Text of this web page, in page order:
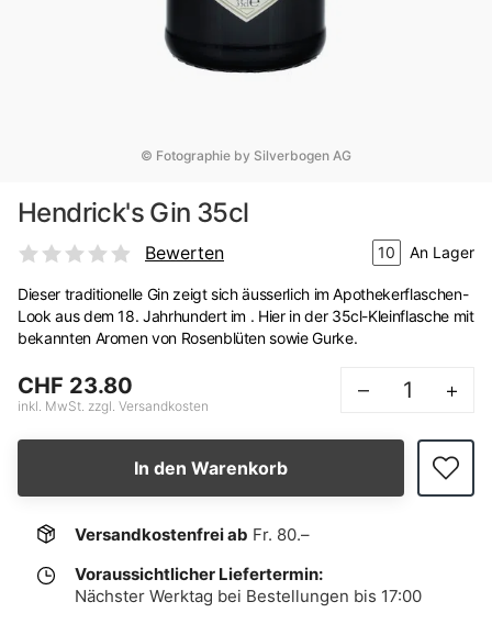
© Fotographie by Silverbogen AG
Hendrick's Gin 35cl
Bewerten 10 An Lager
Dieser traditionelle Gin zeigt sich äusserlich im Apothekerflaschen-
Look aus dem 18. Jahrhundert im . Hier in der 35cl-Kleinflasche mit
bekannten Aromen von Rosenblüten sowie Gurke.
CHF 23.80
inkl. MwSt. zzgl. Versandkosten
– +
In den Warenkorb
Versandkostenfrei ab Fr. 80.–
Voraussichtlicher Liefertermin:
Nächster Werktag bei Bestellungen bis 17:00